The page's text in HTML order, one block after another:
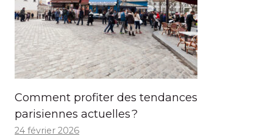
Comment profiter des tendances
parisiennes actuelles ?
24 février 2026